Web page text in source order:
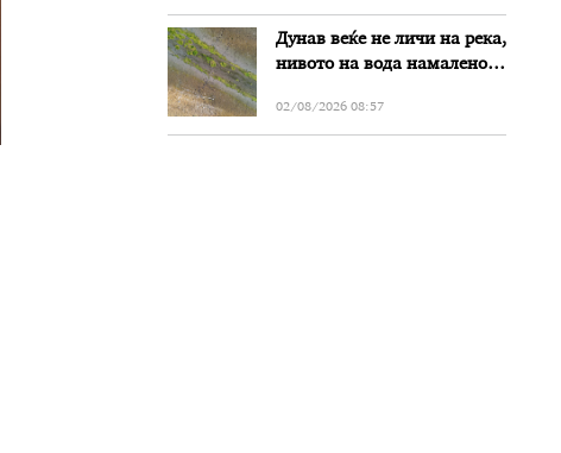
Дунав веќе не личи на река,
нивото на вода намалено
Бугарија
02/08/2026 08:57